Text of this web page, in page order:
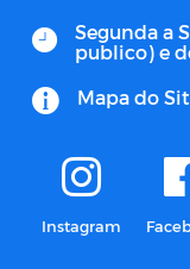
Segunda a
publico) e
Mapa do
Instagram